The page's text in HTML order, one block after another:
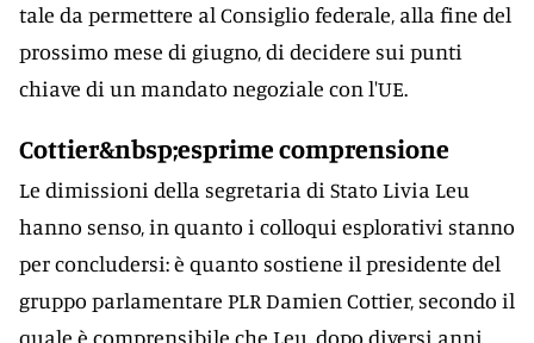
tale da permettere al Consiglio federale, alla fine del
prossimo mese di giugno, di decidere sui punti
chiave di un mandato negoziale con l'UE.
Cottier&nbsp;esprime comprensione
Le dimissioni della segretaria di Stato Livia Leu
hanno senso, in quanto i colloqui esplorativi stanno
per concludersi: è quanto sostiene il presidente del
gruppo parlamentare PLR Damien Cottier, secondo il
quale è comprensibile che Leu, dopo diversi anni